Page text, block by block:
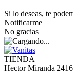
Si lo deseas, te
Notificarme
No gracias
TIENDA
Hector Miranda 2416